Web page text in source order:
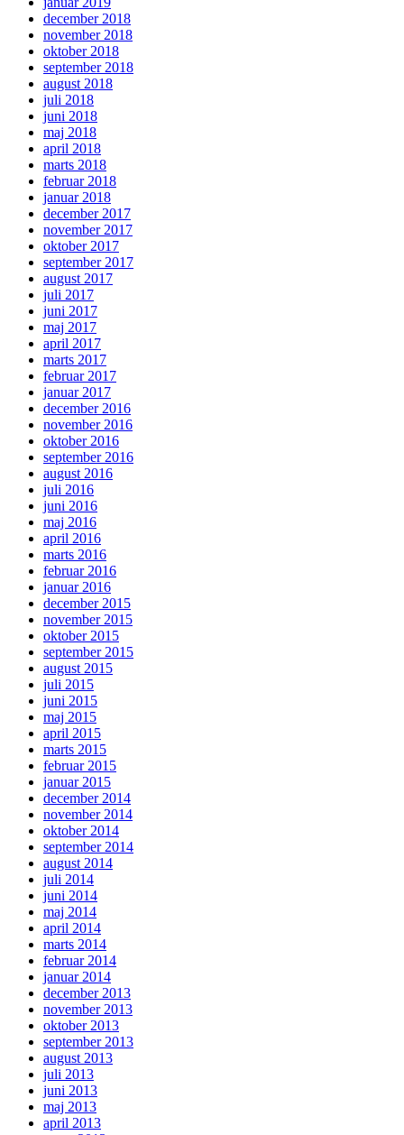
december 2018
november 2018
oktober 2018
september 2018
august 2018
juli 2018
juni 2018
maj 2018
april 2018
marts 2018
februar 2018
januar 2018
december 2017
november 2017
oktober 2017
september 2017
august 2017
juli 2017
juni 2017
maj 2017
april 2017
marts 2017
februar 2017
januar 2017
december 2016
november 2016
oktober 2016
september 2016
august 2016
juli 2016
juni 2016
maj 2016
april 2016
marts 2016
februar 2016
januar 2016
december 2015
november 2015
oktober 2015
september 2015
august 2015
juli 2015
juni 2015
maj 2015
april 2015
marts 2015
februar 2015
januar 2015
december 2014
november 2014
oktober 2014
september 2014
august 2014
juli 2014
juni 2014
maj 2014
april 2014
marts 2014
februar 2014
januar 2014
december 2013
november 2013
oktober 2013
september 2013
august 2013
juli 2013
juni 2013
maj 2013
april 2013